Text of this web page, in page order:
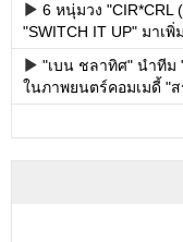
6 หนุ่มวง "CIR*CRL
"SWITCH IT UP" มาเ
"เบน ชลาทิศ" นำทีม
ในภาพยนตร์คอมเมดี้ "